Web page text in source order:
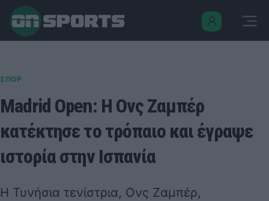
ΣΠΟΡ
Madrid Open: Η Ονς Ζαμπέρ
κατέκτησε το τρόπαιο και έγραψε
ιστορία στην Ισπανία
Η Τυνήσια τενίστρια, Ονς Ζαμπέρ,